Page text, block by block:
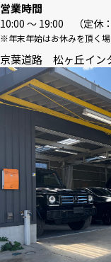
営業時間
10:00 〜 19:00 （定休：
※年末年始はお休みを頂く
京葉道路 松ヶ丘イン